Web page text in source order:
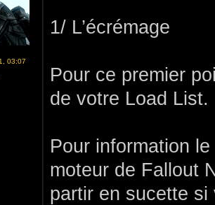
03:07
1/ L’écrémage
Pour ce premier
de votre Load List.
Pour information
moteur de Fallout
partir en sucette